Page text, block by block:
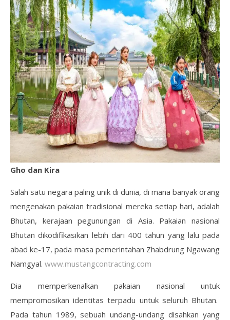
Gho dan Kira
Salah satu negara paling unik di dunia, di mana banyak orang
mengenakan pakaian tradisional mereka setiap hari, adalah
Bhutan, kerajaan pegunungan di Asia. Pakaian nasional
Bhutan dikodifikasikan lebih dari 400 tahun yang lalu pada
abad ke-17, pada masa pemerintahan Zhabdrung Ngawang
Namgyal. www.mustangcontracting.com
Dia memperkenalkan pakaian nasional untuk
mempromosikan identitas terpadu untuk seluruh Bhutan.
Pada tahun 1989, sebuah undang-undang disahkan yang